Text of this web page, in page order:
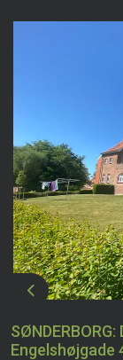
Previous
Engelshøjgade